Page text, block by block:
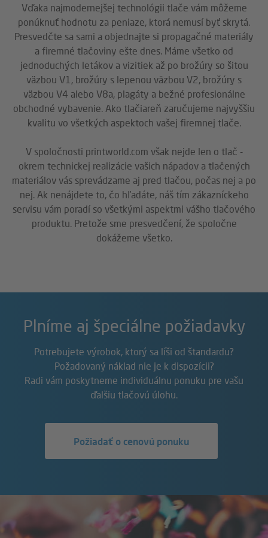
Vďaka najmodernejšej technológii tlače vám môžeme
ponúknuť hodnotu za peniaze, ktorá nemusí byť skrytá.
Presvedčte sa sami a objednajte si propagačné materiály
a firemné tlačoviny ešte dnes. Máme všetko od
jednoduchých letákov a vizitiek až po brožúry so šitou
väzbou V1, brožúry s lepenou väzbou V2, brožúry s
väzbou V4 alebo V8a, plagáty a bežné profesionálne
obchodné vybavenie. Ako tlačiareň zaručujeme najvyššiu
kvalitu vo všetkých aspektoch vašej firemnej tlače.
V spoločnosti printworld.com však nejde len o tlač -
okrem technickej realizácie vašich nápadov a tlačených
materiálov vás sprevádzame aj pred tlačou, počas nej a po
nej. Ak nenájdete to, čo hľadáte, náš tím zákazníckeho
servisu vám poradí so všetkými aspektmi vášho tlačového
produktu. Pretože sme presvedčení, že spoločne
dokážeme všetko.
Plníme aj špeciálne požiadavky
Potrebujete výrobok, ktorý sa líši od štandardu?
Požadovaný náklad nie je k dispozícii?
Radi vám poskytneme individuálnu ponuku pre vašu
ďalšiu tlačovú úlohu.
Požiadať o cenovú ponuku